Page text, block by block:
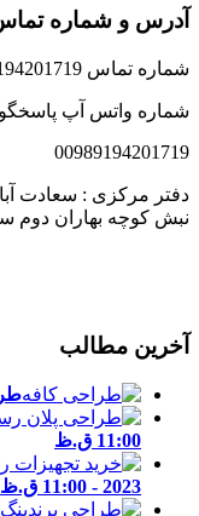
و شماره
تماس 09194201719
واتس آپ
مرکزی : سعادت آباد،
کوچه بهاران دوم
مطالب
11:00 ق.ظ
2023 - 11:00 ق.ظ